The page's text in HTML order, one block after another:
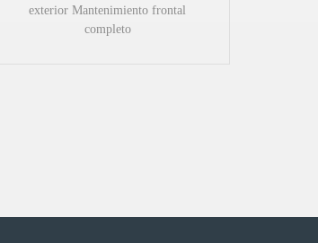
exterior Mantenimiento frontal
completo